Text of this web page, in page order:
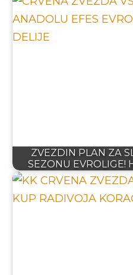
ZVEZDIN PLAN ZA
SEZONU EVROLIGE!